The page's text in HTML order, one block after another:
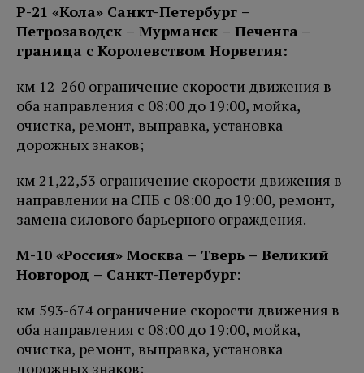
Р-21 «Кола» Санкт-Петербург –
Петрозаводск – Мурманск – Печенга –
граница с Королевством Норвегия:
км 12-260 ограничение скорости движения в
оба направления с 08:00 до 19:00, мойка,
очистка, ремонт, выправка, установка
дорожных знаков;
км 21,22,53 ограничение скорости движения в
направлении на СПБ с 08:00 до 19:00, ремонт,
замена силового барьерного ограждения.
М-10 «Россия» Москва – Тверь – Великий
Новгород – Санкт-Петербург:
км 593-674 ограничение скорости движения в
оба направления с 08:00 до 19:00, мойка,
очистка, ремонт, выправка, установка
дорожных знаков;